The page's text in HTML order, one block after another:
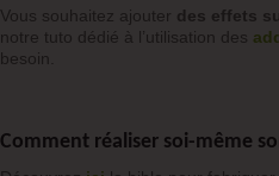
Vous souhaitez ajouter des effets
notre tuto dédié à l’utilisation des
besoin.
Comment réaliser soi-même